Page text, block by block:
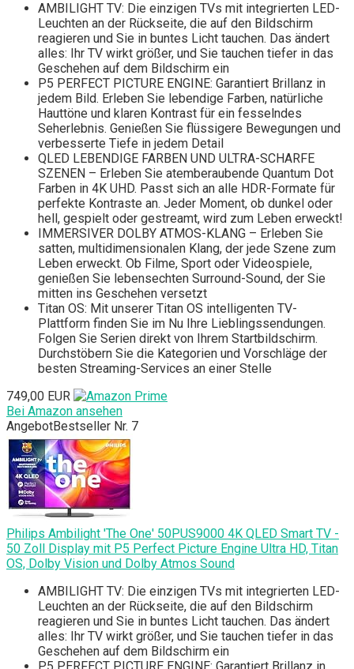
AMBILIGHT TV: Die einzigen TVs mit integrierten LED-
Leuchten an der Rückseite, die auf den Bildschirm
reagieren und Sie in buntes Licht tauchen. Das ändert
alles: Ihr TV wirkt größer, und Sie tauchen tiefer in das
Geschehen auf dem Bildschirm ein
P5 PERFECT PICTURE ENGINE: Garantiert Brillanz in
jedem Bild. Erleben Sie lebendige Farben, natürliche
Hauttöne und klaren Kontrast für ein fesselndes
Seherlebnis. Genießen Sie flüssigere Bewegungen und
verbesserte Tiefe in jedem Detail
QLED LEBENDIGE FARBEN UND ULTRA-SCHARFE
SZENEN – Erleben Sie atemberaubende Quantum Dot
Farben in 4K UHD. Passt sich an alle HDR-Formate für
perfekte Kontraste an. Jeder Moment, ob dunkel oder
hell, gespielt oder gestreamt, wird zum Leben erweckt!
IMMERSIVER DOLBY ATMOS-KLANG – Erleben Sie
satten, multidimensionalen Klang, der jede Szene zum
Leben erweckt. Ob Filme, Sport oder Videospiele,
genießen Sie lebensechten Surround-Sound, der Sie
mitten ins Geschehen versetzt
Titan OS: Mit unserer Titan OS intelligenten TV-
Plattform finden Sie im Nu Ihre Lieblingssendungen.
Folgen Sie Serien direkt von Ihrem Startbildschirm.
Durchstöbern Sie die Kategorien und Vorschläge der
besten Streaming-Services an einer Stelle
749,00 EUR
Bei Amazon ansehen
AngebotBestseller Nr. 7
Philips Ambilight 'The One' 50PUS9000 4K QLED Smart TV -
50 Zoll Display mit P5 Perfect Picture Engine Ultra HD, Titan
OS, Dolby Vision und Dolby Atmos Sound
AMBILIGHT TV: Die einzigen TVs mit integrierten LED-
Leuchten an der Rückseite, die auf den Bildschirm
reagieren und Sie in buntes Licht tauchen. Das ändert
alles: Ihr TV wirkt größer, und Sie tauchen tiefer in das
Geschehen auf dem Bildschirm ein